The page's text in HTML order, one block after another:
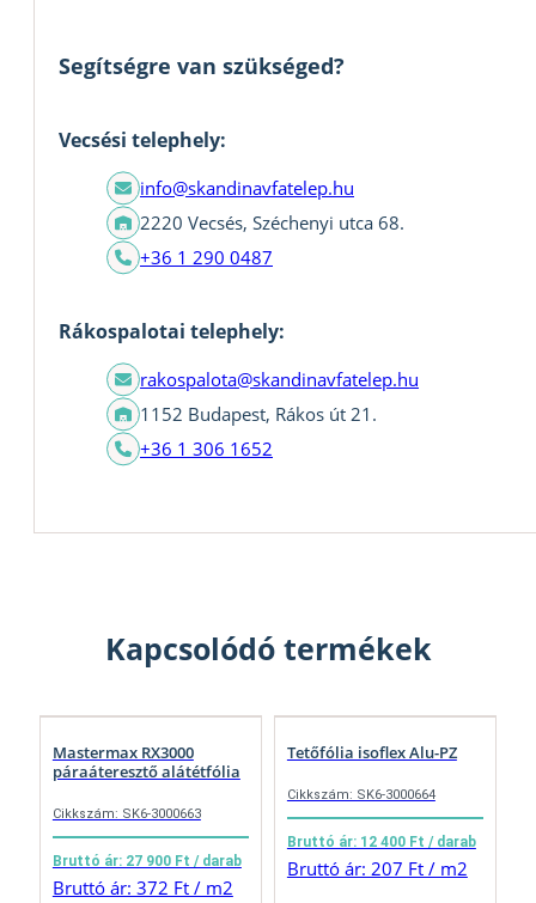
Segítségre van szükséged?
Vecsési telephely:
info@skandinavfatelep.hu
2220 Vecsés, Széchenyi utca 68.
+36 1 290 0487
Rákospalotai telephely:
rakospalota@skandinavfatelep.hu
1152 Budapest, Rákos út 21.
+36 1 306 1652
Kapcsolódó termékek
Mastermax RX3000
páraáteresztő alátétfólia
Cikkszám: SK6-3000663
Bruttó ár: 27 900 Ft / darab
Bruttó ár: 372 Ft / m2
Tetőfólia isoflex Alu-PZ
Cikkszám: SK6-3000664
Bruttó ár: 12 400 Ft / darab
Bruttó ár: 207 Ft / m2